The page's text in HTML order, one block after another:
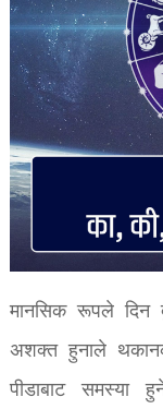
मानसिक रूपले दिन
अशक्त हुनाले
पीडाबाट समस्या